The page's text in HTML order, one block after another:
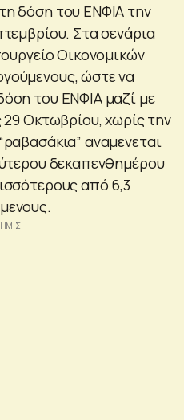
δόση του ΕΝΦΙΑ την
Στα σενάρια
Οικονομικών
ώστε να
του ΕΝΦΙΑ μαζί με
Οκτωβρίου, χωρίς την
αναμενεται
δεκαπενθημέρου
από 6,3